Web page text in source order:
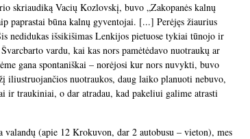
skriaudiką Vacių Kozlovskį, buvo „Zakopanės kalnų
paprastai būna kalnų gyventojai. [...] Perėjęs žiaurius
nedidukas išsikišimas Lenkijos pietuose tykiai tūnojo ir
vardu, kai kas nors pamėtėdavo nuotraukų ar
gana spontaniškai – norėjosi kur nors nuvykti, buvo
nuotraukos, daug laiko planuoti nebuvo,
ir traukiniai, o dar atradau, kad pakeliui galime atrasti
(apie 12 Krokuvon, dar 2 autobusu – vieton), mes